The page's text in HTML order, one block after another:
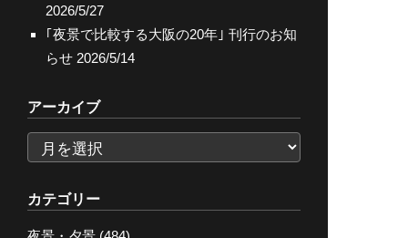
2026/5/27
｢夜景で比較する大阪の20年｣ 刊行のお知
らせ 2026/5/14
アーカイブ
ー
カ
イ
カテゴリー